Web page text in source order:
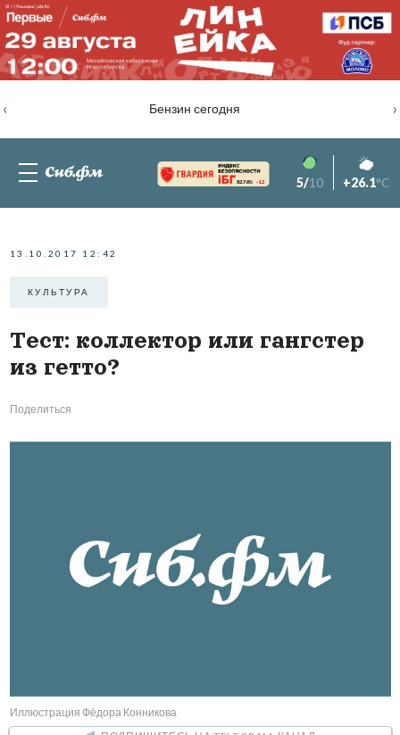
Бензин сегодня
‹ ›
82.76% -1.2 5/10 +26.1°C
13.10.2017 12:42
КУЛЬТУРА
Тест: коллектор или гангстер
из гетто?
Поделиться
Иллюстрация Фёдора Конникова